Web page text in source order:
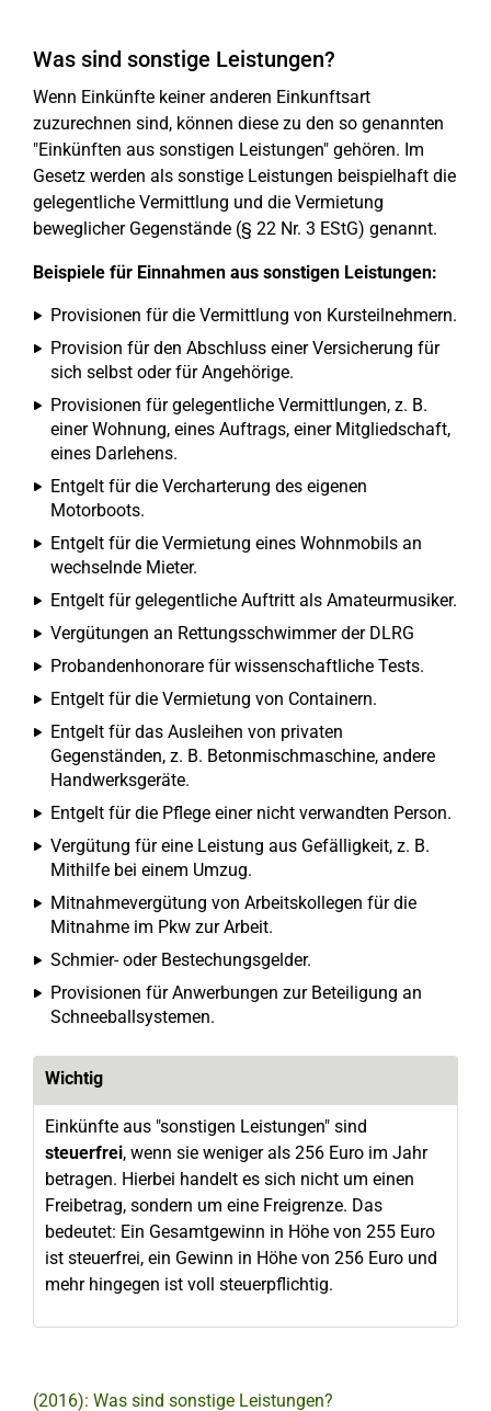
Was sind sonstige Leistungen?
Wenn Einkünfte keiner anderen Einkunftsart
zuzurechnen sind, können diese zu den so genannten
"Einkünften aus sonstigen Leistungen" gehören. Im
Gesetz werden als sonstige Leistungen beispielhaft die
gelegentliche Vermittlung und die Vermietung
beweglicher Gegenstände (§ 22 Nr. 3 EStG) genannt.
Beispiele für Einnahmen aus sonstigen Leistungen:
Provisionen für die Vermittlung von Kursteilnehmern.
Provision für den Abschluss einer Versicherung für
sich selbst oder für Angehörige.
Provisionen für gelegentliche Vermittlungen, z. B.
einer Wohnung, eines Auftrags, einer Mitgliedschaft,
eines Darlehens.
Entgelt für die Vercharterung des eigenen
Motorboots.
Entgelt für die Vermietung eines Wohnmobils an
wechselnde Mieter.
Entgelt für gelegentliche Auftritt als Amateurmusiker.
Vergütungen an Rettungsschwimmer der DLRG
Probandenhonorare für wissenschaftliche Tests.
Entgelt für die Vermietung von Containern.
Entgelt für das Ausleihen von privaten
Gegenständen, z. B. Betonmischmaschine, andere
Handwerksgeräte.
Entgelt für die Pflege einer nicht verwandten Person.
Vergütung für eine Leistung aus Gefälligkeit, z. B.
Mithilfe bei einem Umzug.
Mitnahmevergütung von Arbeitskollegen für die
Mitnahme im Pkw zur Arbeit.
Schmier- oder Bestechungsgelder.
Provisionen für Anwerbungen zur Beteiligung an
Schneeballsystemen.
Wichtig
Einkünfte aus "sonstigen Leistungen" sind
steuerfrei, wenn sie weniger als 256 Euro im Jahr
betragen. Hierbei handelt es sich nicht um einen
Freibetrag, sondern um eine Freigrenze. Das
bedeutet: Ein Gesamtgewinn in Höhe von 255 Euro
ist steuerfrei, ein Gewinn in Höhe von 256 Euro und
mehr hingegen ist voll steuerpflichtig.
(2016): Was sind sonstige Leistungen?